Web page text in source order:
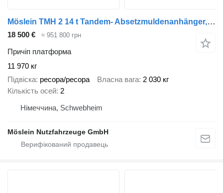
Möslein TMH 2 14 t Tandem- Absetzmuldenanhänger, geschlossenen BodenN
18 500 € ≈ 951 800 грн
Причіп платформа
11 970 кг
Підвіска ресора/ресора Власна вага 2 030 кг
Кількість осей 2
Німеччина, Schwebheim
Möslein Nutzfahrzeuge GmbH